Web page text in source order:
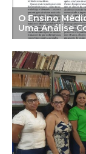
O Ensino
Uma Análise